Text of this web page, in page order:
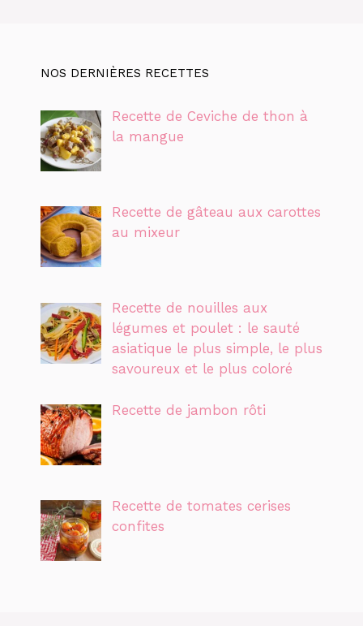
NOS DERNIÈRES RECETTES
Recette de Ceviche de thon à
la mangue
Recette de gâteau aux carottes
au mixeur
Recette de nouilles aux
légumes et poulet : le sauté
asiatique le plus simple, le plus
savoureux et le plus coloré
Recette de jambon rôti
Recette de tomates cerises
confites